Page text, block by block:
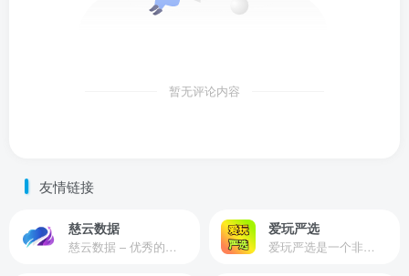
暂无评论内容
友情链接
慈云数据
慈云数据 – 优秀的云服务器服务商，提供最具有性价比的产品。慈云数据是开发者必不可少的良心云
爱玩严选
爱玩严选是一个非常有保障且性价比极高的虚拟商城，包括但不限于苹果证书、技术指导、会员充值等多种虚拟服务！